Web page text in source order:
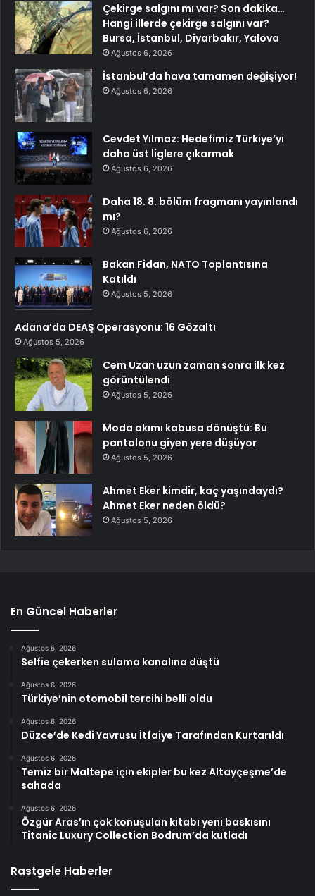
Çekirge salgını mı var? Son dakika…
Hangi illerde çekirge salgını var?
Bursa, İstanbul, Diyarbakır, Yalova
Ağustos 6, 2026
İstanbul’da hava tamamen değişiyor!
Ağustos 6, 2026
Cevdet Yılmaz: Hedefimiz Türkiye’yi
daha üst liglere çıkarmak
Ağustos 6, 2026
Daha 18. 8. bölüm fragmanı yayınlandı
mı?
Ağustos 6, 2026
Bakan Fidan, NATO Toplantısına
Katıldı
Ağustos 5, 2026
Adana’da DEAŞ Operasyonu: 16 Gözaltı
Ağustos 5, 2026
Cem Uzan uzun zaman sonra ilk kez
görüntülendi
Ağustos 5, 2026
Moda akımı kabusa dönüştü: Bu
pantolonu giyen yere düşüyor
Ağustos 5, 2026
Ahmet Eker kimdir, kaç yaşındaydı?
Ahmet Eker neden öldü?
Ağustos 5, 2026
En Güncel Haberler
Ağustos 6, 2026
Selfie çekerken sulama kanalına düştü
Ağustos 6, 2026
Türkiye’nin otomobil tercihi belli oldu
Ağustos 6, 2026
Düzce’de Kedi Yavrusu İtfaiye Tarafından Kurtarıldı
Ağustos 6, 2026
Temiz bir Maltepe için ekipler bu kez Altayçeşme’de
sahada
Ağustos 6, 2026
Özgür Aras’ın çok konuşulan kitabı yeni baskısını
Titanic Luxury Collection Bodrum’da kutladı
Rastgele Haberler